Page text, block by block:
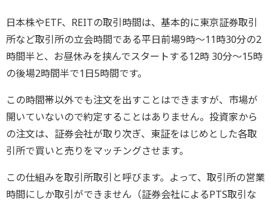
日本株やETF、REITの取引時間は、基本的に東京証券取引
所など取引所の立会時間である平日前場9時～11時30分の2
時間半と、お昼休みを挟んでスタートする12時 30分～15時
の後場2時間半で1日5時間です。
この時間帯以外でも注文を出すことはできますが、市場が
開いていないので約定することはありません。投資家から
の注文は、証券会社が取り次ぎ、東証をはじめとした各取
引所で買いと売りをマッチングさせます。
この仕組みを取引所取引と呼びます。よって、取引所の営業
時間にしか取引ができません（証券会社によるPTS取引な